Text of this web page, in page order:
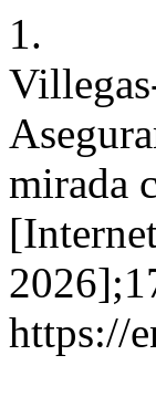
1.
mirada
https://